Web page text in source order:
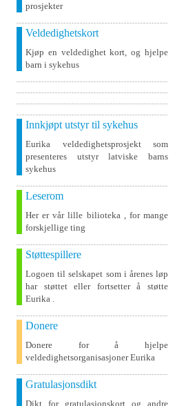
prosjekter
Veldedighetskort
Kjøp en veldedighet kort, og hjelpe
barn i sykehus
Innkjøpt utstyr til sykehus
Eurika veldedighetsprosjekt som
presenteres utstyr latviske barns
sykehus
Leserom
Her er vår lille bilioteka , for mange
forskjellige ting
Støttespillere
Logoen til selskapet som i årenes løp
har støttet eller fortsetter å støtte
Eurika .
Donere
Donere for å hjelpe
veldedighetsorganisasjoner Eurika
Gratulasjonsdikt
Dikt for gratulasjonskort og andre